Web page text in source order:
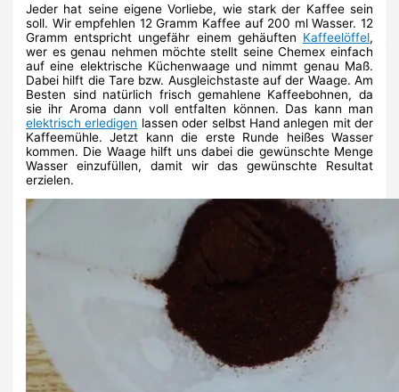
Jeder hat seine eigene Vorliebe, wie stark der Kaffee sein
soll. Wir empfehlen 12 Gramm Kaffee auf 200 ml Wasser. 12
Gramm entspricht ungefähr einem gehäuften Kaffeelöffel,
wer es genau nehmen möchte stellt seine Chemex einfach
auf eine elektrische Küchenwaage und nimmt genau Maß.
Dabei hilft die Tare bzw. Ausgleichstaste auf der Waage. Am
Besten sind natürlich frisch gemahlene Kaffeebohnen, da
sie ihr Aroma dann voll entfalten können. Das kann man
elektrisch erledigen lassen oder selbst Hand anlegen mit der
Kaffeemühle. Jetzt kann die erste Runde heißes Wasser
kommen. Die Waage hilft uns dabei die gewünschte Menge
Wasser einzufüllen, damit wir das gewünschte Resultat
erzielen.